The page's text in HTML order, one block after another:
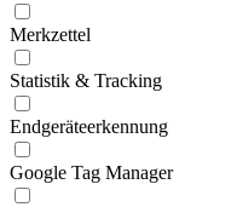
Merkzettel
Statistik & Tracking
Endgeräteerkennung
Google Tag Manager